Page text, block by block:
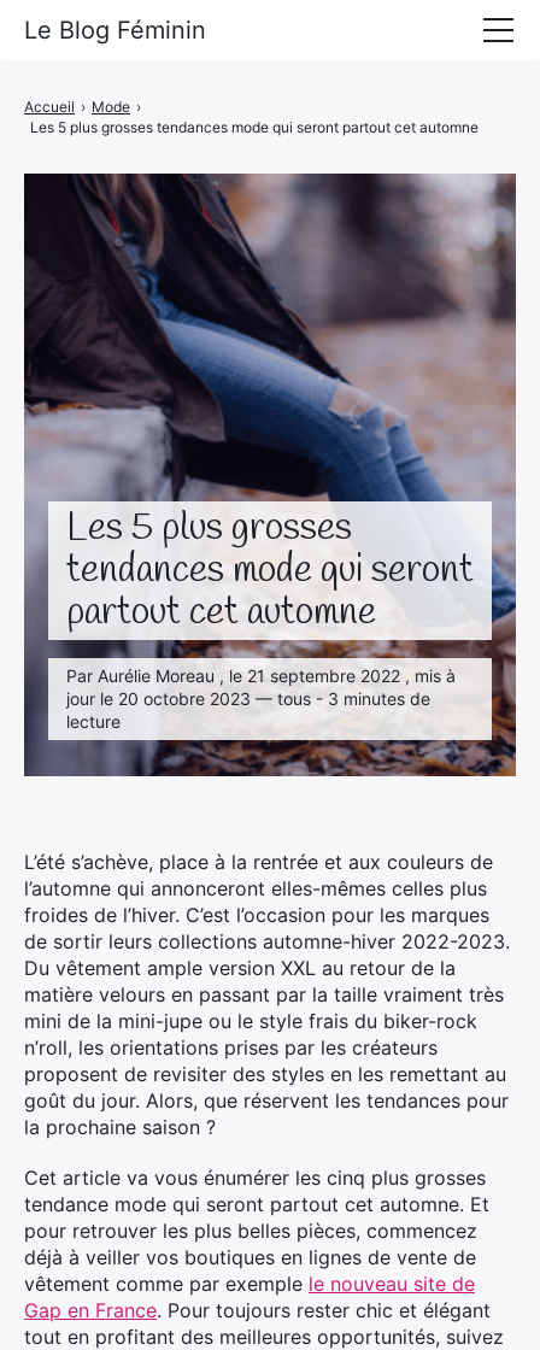
Les 5 plus grosses
tendances mode qui seront
partout cet automne
Par Aurélie Moreau , le 21 septembre 2022 , mis à
jour le 20 octobre 2023 — tous - 3 minutes de
lecture
Accueil › Mode ›
Les 5 plus grosses tendances mode qui seront partout cet automne
L’été s’achève, place à la rentrée et aux couleurs de
l’automne qui annonceront elles-mêmes celles plus
froides de l’hiver. C’est l’occasion pour les marques
de sortir leurs collections automne-hiver 2022-2023.
Du vêtement ample version XXL au retour de la
matière velours en passant par la taille vraiment très
mini de la mini-jupe ou le style frais du biker-rock
n’roll, les orientations prises par les créateurs
proposent de revisiter des styles en les remettant au
goût du jour. Alors, que réservent les tendances pour
la prochaine saison ?
Cet article va vous énumérer les cinq plus grosses
tendance mode qui seront partout cet automne. Et
pour retrouver les plus belles pièces, commencez
déjà à veiller vos boutiques en lignes de vente de
vêtement comme par exemple le nouveau site de
Gap en France. Pour toujours rester chic et élégant
tout en profitant des meilleures opportunités, suivez
Le Blog Féminin
Alimentation
Bien-être
Voyages
Déco & Maison
Amour